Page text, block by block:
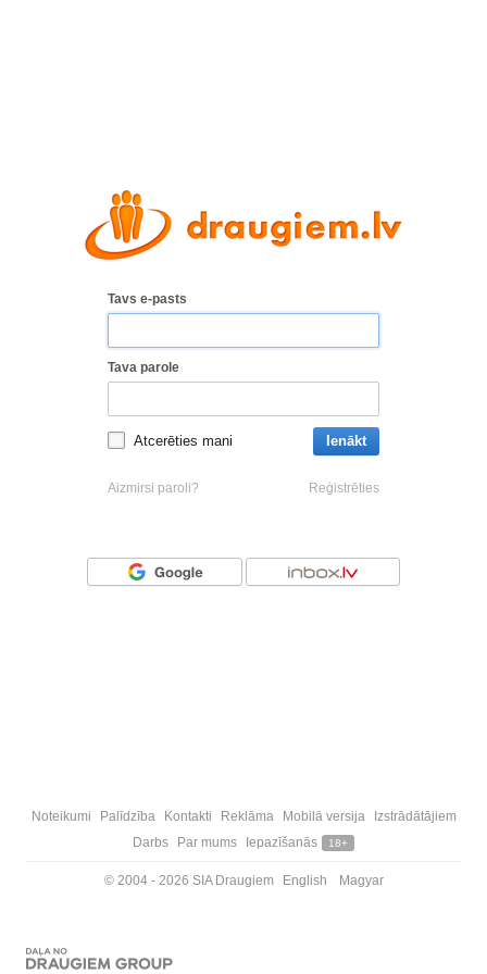
Tavs e-pasts
Tava parole
Atcerēties mani Ienākt
Aizmirsi paroli? Reģistrēties
Noteikumi Palīdzība Kontakti Reklāma Mobilā versija
Izstrādātājiem
Darbs
Par mums Iepazīšanās 18+
© 2004 - 2026 SIA Draugiem English Magyar